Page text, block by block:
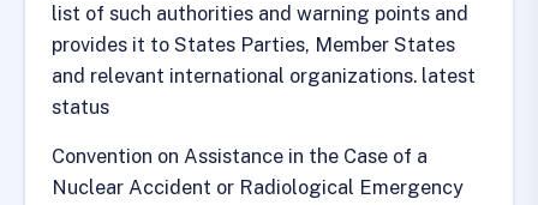
list of such authorities and warning points and
provides it to States Parties, Member States
and relevant international organizations. latest
status
Convention on Assistance in the Case of a
Nuclear Accident or Radiological Emergency